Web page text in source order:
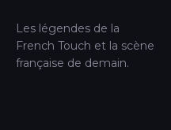
Les légendes de la
French Touch et la scène
française de demain.